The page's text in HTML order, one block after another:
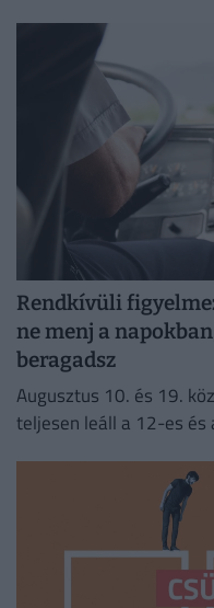
Rendkívüli
ne menj a
beragadsz
Augusztus 10. és 19.
teljesen leáll a 12-es és